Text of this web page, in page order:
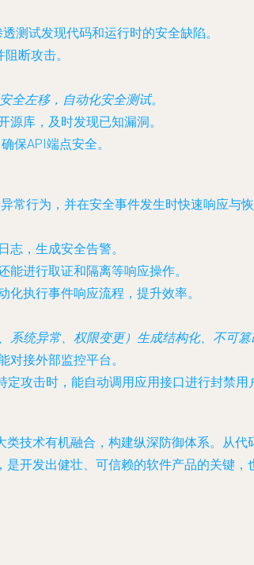
测试发现代码和运行时的安全缺陷。
断攻击。
全左移，自动化安全测试。
库，及时发现已知漏洞。
保API端点安全。
常行为，并在安全事件发生时快速响应与
志，生成安全告警。
进行取证和隔离等响应操作。
执行事件响应流程，提升效率。
系统异常、权限变更）生成结构化、不可
接外部监控平台。
定攻击时，能自动调用应用接口进行封禁
技术有机融合，构建纵深防御体系。从
开发出健壮、可信赖的软件产品的关键